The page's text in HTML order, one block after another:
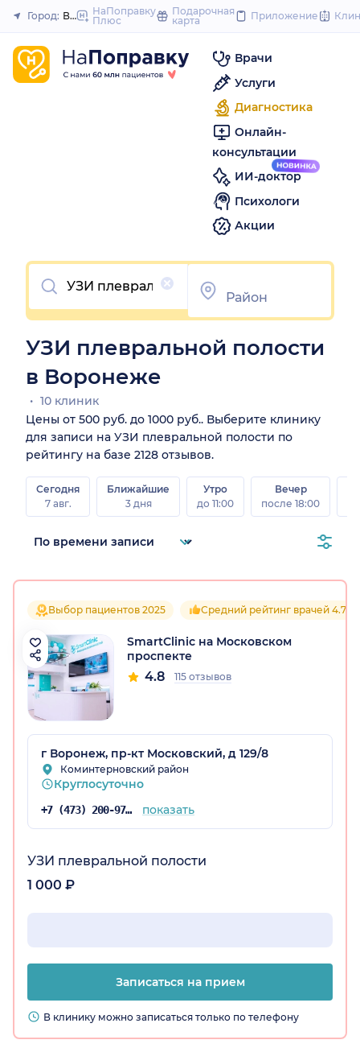
to
Закрыть
Город: ВоронежНаПоправку
Плюс
Подарочная
карта
Приложение
Врачи
Услуги
Диагностика
Онлайн-
консультации
ИИ-доктор
Психологи
Акции
Очистить
УЗИ плевральной полости
в Воронеже
10 клиник
Цены от 500 руб. до 1000 руб.. Выберите клинику
для записи на УЗИ плевральной полости по
рейтингу на базе 2128 отзывов.
Сегодня
7 авг.
Ближайшие
3 дня
Утро
до 11:00
Вечер
после 18:00
Выбор пациентов 2025 Средний рейтинг врачей 4.7
SmartClinic на Московском
проспекте
4.8 115 отзывов
г Воронеж, пр-кт Московский, д 129/8
Коминтерновский район
Круглосуточно
+7 (473) 200-97-34 показать
УЗИ плевральной полости
1 000 ₽
Записаться на прием
В клинику можно записаться только по телефону